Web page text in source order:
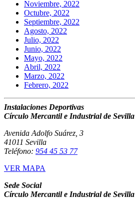
Noviembre, 2022
Octubre, 2022
Septiembre, 2022
Agosto, 2022
Julio, 2022
Junio, 2022
Mayo, 2022
Abril, 2022
Marzo, 2022
Febrero, 2022
Instalaciones Deportivas
Círculo Mercantil e Industrial de Sevilla
Avenida Adolfo Suárez, 3
41011 Sevilla
Teléfono: 954 45 53 77
VER MAPA
Sede Social
Círculo Mercantil e Industrial de Sevilla